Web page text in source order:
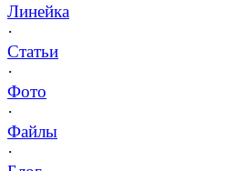
Линейка
·
Статьи
·
Фото
·
Файлы
·